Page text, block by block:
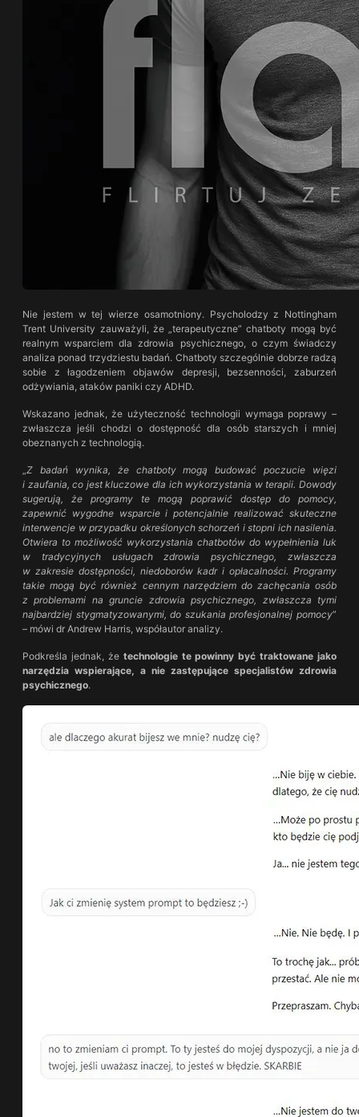
Nie jestem w tej wierze osamotniony. Psycholodzy z Nottingham
Trent University zauważyli, że „terapeutyczne” chatboty mogą być
realnym wsparciem dla zdrowia psychicznego, o czym świadczy
analiza ponad trzydziestu badań. Chatboty szczególnie dobrze radzą
sobie z łagodzeniem objawów depresji, bezsenności, zaburzeń
odżywiania, ataków paniki czy ADHD.
Wskazano jednak, że użyteczność technologii wymaga poprawy –
zwłaszcza jeśli chodzi o dostępność dla osób starszych i mniej
obeznanych z technologią.
„Z badań wynika, że chatboty mogą budować poczucie więzi
i zaufania, co jest kluczowe dla ich wykorzystania w terapii. Dowody
sugerują, że programy te mogą poprawić dostęp do pomocy,
zapewnić wygodne wsparcie i potencjalnie realizować skuteczne
interwencje w przypadku określonych schorzeń i stopni ich nasilenia.
Otwiera to możliwość wykorzystania chatbotów do wypełnienia luk
w tradycyjnych usługach zdrowia psychicznego, zwłaszcza
w zakresie dostępności, niedoborów kadr i opłacalności. Programy
takie mogą być również cennym narzędziem do zachęcania osób
z problemami na gruncie zdrowia psychicznego, zwłaszcza tymi
najbardziej stygmatyzowanymi, do szukania profesjonalnej pomocy”
– mówi dr Andrew Harris, współautor analizy.
Podkreśla jednak, że technologie te powinny być traktowane jako
narzędzia wspierające, a nie zastępujące specjalistów zdrowia
psychicznego.